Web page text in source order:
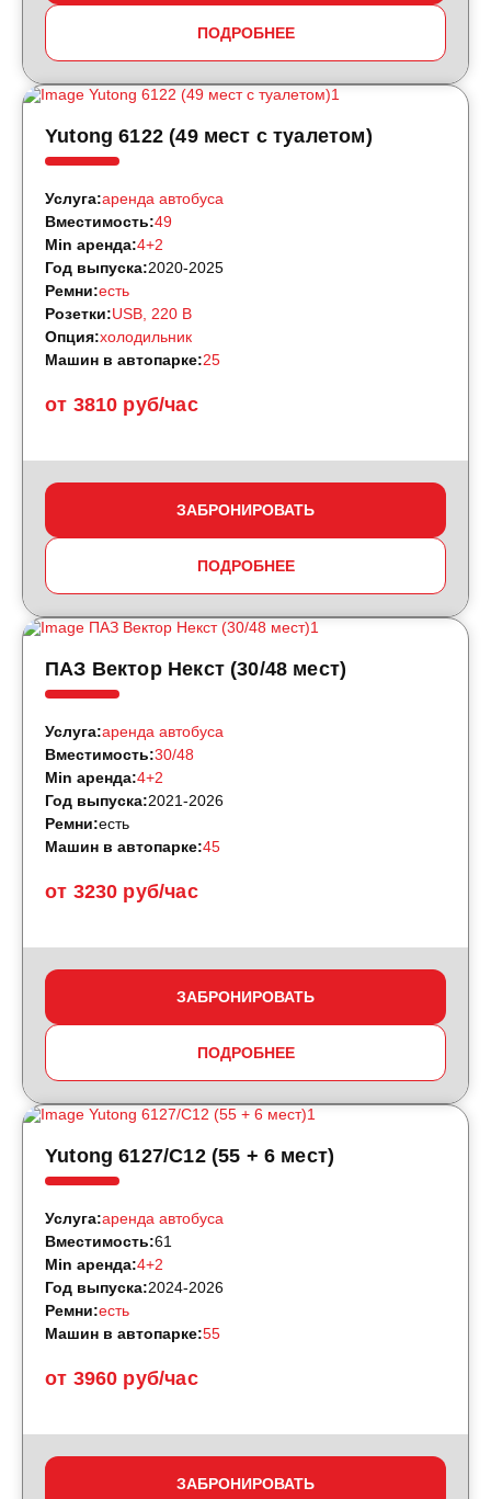
ПОДРОБНЕЕ
Yutong 6122 (49 мест с туалетом)
от 3810 руб/час
Услуга:аренда автобуса
Вместимость:49
Min аренда:4+2
Год выпуска:2020-2025
Ремни:есть
Розетки:USB, 220 B
Опция:холодильник
Машин в автопарке:25
ЗАБРОНИРОВАТЬ
ПОДРОБНЕЕ
ПАЗ Вектор Некст (30/48 мест)
от 3230 руб/час
Услуга:аренда автобуса
Вместимость:30/48
Min аренда:4+2
Год выпуска:2021-2026
Ремни:есть
Машин в автопарке:45
ЗАБРОНИРОВАТЬ
ПОДРОБНЕЕ
Yutong 6127/С12 (55 + 6 мест)
от 3960 руб/час
Услуга:аренда автобуса
Вместимость:61
Min аренда:4+2
Год выпуска:2024-2026
Ремни:есть
Машин в автопарке:55
ЗАБРОНИРОВАТЬ